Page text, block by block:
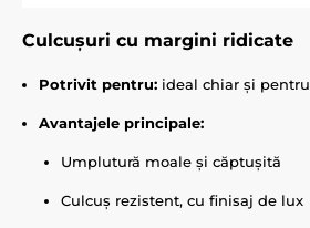
Culcușuri cu margini ridicate
Potrivit pentru: ideal chiar și pentru
Avantajele principale:
Umplutură moale și căptușită
Culcuș rezistent, cu finisaj de lux